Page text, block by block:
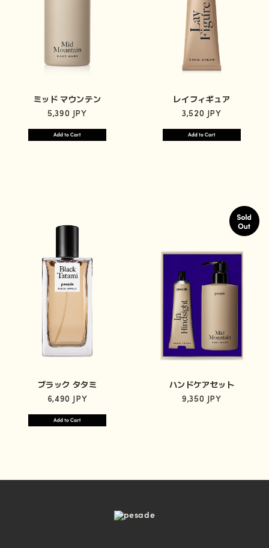
ミッド マウンテン
5,390 JPY
レイフィギュア
3,520 JPY
ブラック タタミ
6,490 JPY
ハンドケアセット
9,350 JPY